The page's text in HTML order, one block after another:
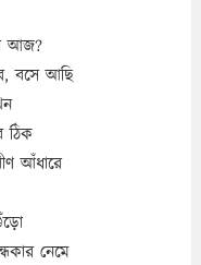
আজ?
বসে আছি
ঠিক
আঁধারে
নেমে